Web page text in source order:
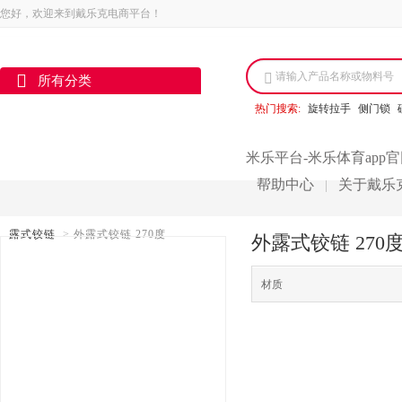
您好，欢迎来到戴乐克电商平台！
所有分类 请输入产品名称或物料号
热门搜索: 旋转拉手 侧门锁
米乐平台-米乐体育app
帮助中心
关于戴乐
露式铰链 > 外露式铰链 270度 外露式铰链 270
材质